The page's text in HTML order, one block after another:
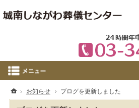
ホーム
お知らせ ブログを更新しました